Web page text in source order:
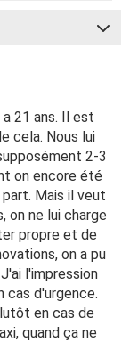
21 ans. Il est
cela. Nous lui
2-3
on encore été
Mais il veut
on ne lui charge
propre et de
on a pu
l'impression
cas d'urgence.
en cas de
quand ça ne